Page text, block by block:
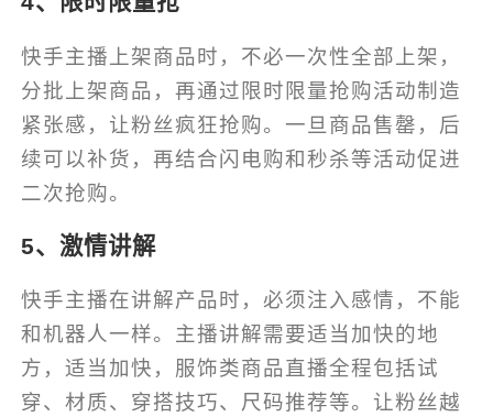
快手主播上架商品时，不必一次性全部上架，
分批上架商品，再通过限时限量抢购活动制造
紧张感，让粉丝疯狂抢购。一旦商品售罄，后
续可以补货，再结合闪电购和秒杀等活动促进
二次抢购。
5、激情讲解
快手主播在讲解产品时，必须注入感情，不能
和机器人一样。主播讲解需要适当加快的地
方，适当加快，服饰类商品直播全程包括试
穿、材质、穿搭技巧、尺码推荐等。让粉丝越